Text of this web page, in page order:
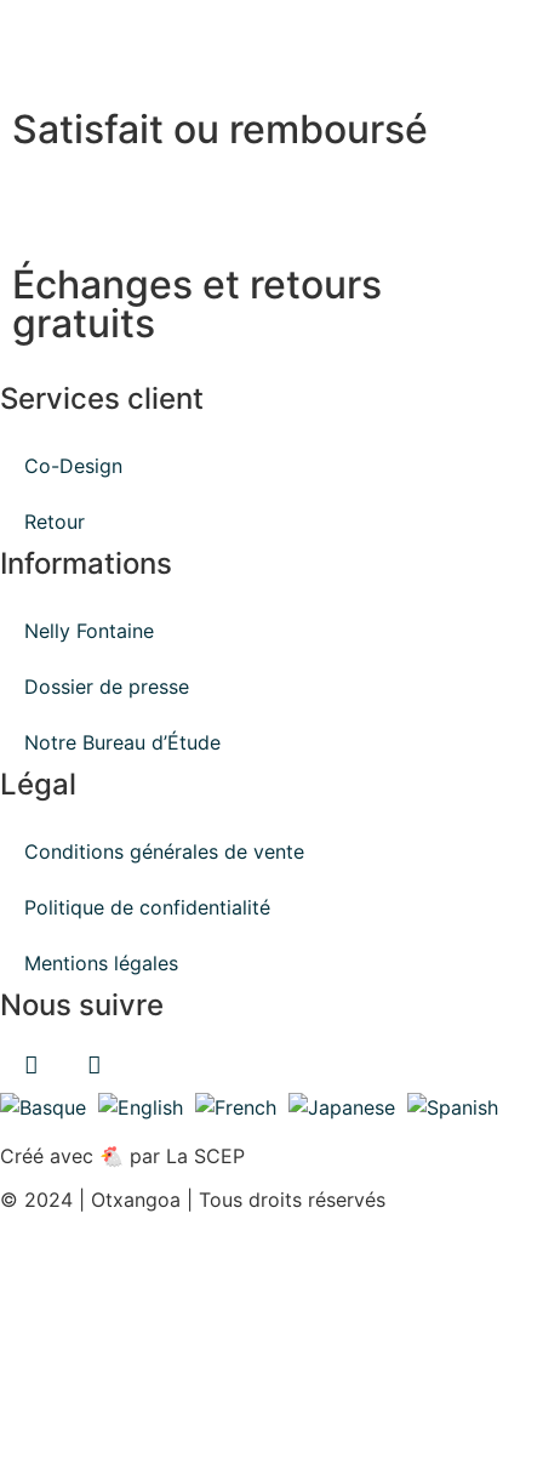
Satisfait ou remboursé
Échanges et retours
gratuits
Services client
Co-Design
Retour
Informations
Nelly Fontaine
Dossier de presse
Notre Bureau d’Étude
Légal
Conditions générales de vente
Politique de confidentialité
Mentions légales
Nous suivre
FacebookInstagram
Créé avec 🐔 par La SCEP
© 2024 | Otxangoa | Tous droits réservés